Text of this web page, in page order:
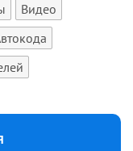
Видео